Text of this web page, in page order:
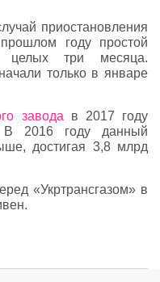
приостановления
году простой
целых три месяца.
только в январе
заводав 2017 году
В 2016 году данный
достигая 3,8 млрд
«Укртрансгазом» в